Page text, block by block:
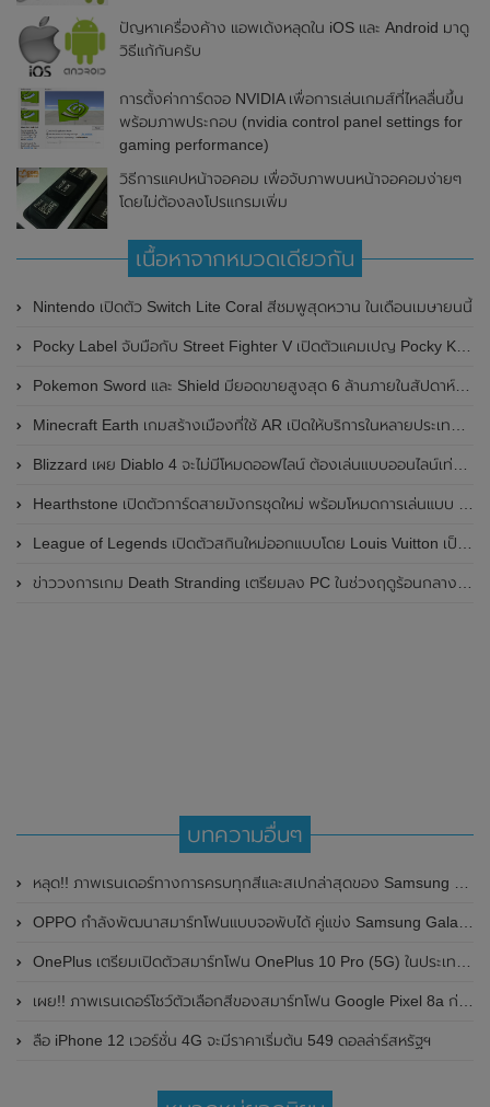
ปัญหาเครื่องค้าง แอพเด้งหลุดใน iOS และ Android มาดู
วิธีแก้กันครับ
การตั้งค่าการ์ดจอ NVIDIA เพื่อการเล่นเกมส์ที่ไหลลื่นขึ้น
พร้อมภาพประกอบ (nvidia control panel settings for
gaming performance)
วิธีการแคปหน้าจอคอม เพื่อจับภาพบนหน้าจอคอมง่ายๆ
โดยไม่ต้องลงโปรแกรมเพิ่ม
เนื้อหาจากหมวดเดียวกัน
Nintendo เปิดตัว Switch Lite Coral สีชมพูสุดหวาน ในเดือนเมษายนนี้
Pocky Label จับมือกับ Street Fighter V เปิดตัวแคมเปญ Pocky K.O. Challenge สำหรับนักเล่นเกมทั่วโลก
Pokemon Sword และ Shield มียอดขายสูงสุด 6 ล้านภายในสัปดาห์แรก
Minecraft Earth เกมสร้างเมืองที่ใช้ AR เปิดให้บริการในหลายประเทศรวมถึงสหรัฐอเมริกาด้วย
Blizzard เผย Diablo 4 จะไม่มีโหมดออฟไลน์ ต้องเล่นแบบออนไลน์เท่านั้น
Hearthstone เปิดตัวการ์ดสายมังกรชุดใหม่ พร้อมโหมดการเล่นแบบ Auto-battler
League of Legends เปิดตัวสกินใหม่ออกแบบโดย Louis Vuitton เป็นครั้งแรก
ข่าววงการเกม Death Stranding เตรียมลง PC ในช่วงฤดูร้อนกลางปีหน้า
บทความอื่นๆ
หลุด!! ภาพเรนเดอร์ทางการครบทุกสีและสเปกล่าสุดของ Samsung Galaxy A72 (4G) ก่อนเปิดตัวในเร็วๆนี้
OPPO กำลังพัฒนาสมาร์ทโฟนแบบจอพับได้ คู่แข่ง Samsung Galaxy Z Flip และ Motorola Razr
OnePlus เตรียมเปิดตัวสมาร์ทโฟน OnePlus 10 Pro (5G) ในประเทศไทยเร็วๆนี้
เผย!! ภาพเรนเดอร์โชว์ตัวเลือกสีของสมาร์ทโฟน Google Pixel 8a ก่อนเปิดตัวในเร็วๆนี้
ลือ iPhone 12 เวอร์ชั่น 4G จะมีราคาเริ่มต้น 549 ดอลล่าร์สหรัฐฯ